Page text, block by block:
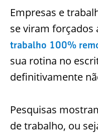
Empresas e
se viram forçados
trabalho 100%
sua rotina no
definitivamente
Pesquisas
de trabalho, ou